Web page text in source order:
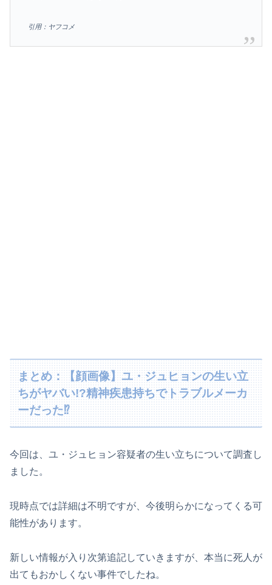
引用：ヤフコメ
まとめ：【顔画像】ユ・ジュヒョンの生い立
ちがヤバい!?精神疾患持ちでトラブルメーカ
ーだった⁉
今回は、ユ・ジュヒョン容疑者の生い立ちについて調査し
ました。
現時点では詳細は不明ですが、今後明らかになってくる可
能性があります。
新しい情報が入り次第追記していきますが、本当に死人が
出てもおかしくない事件でしたね。